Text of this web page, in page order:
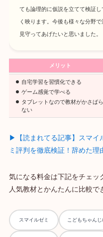
ても論理的に仮説を立てて検証し
く映ります。今後も様々な分野
見守ってあげたいと思いました。
メリット
自宅学習を習慣化できる
ゲーム感覚で学べる
タブレットなので教材がかさばら
ない
▶【読まれてる記事】スマイ
ミ評判を徹底検証！辞めた理
気になる料金は下記をチェッ
人気教材とかんたんに比較で
スマイルゼミ こどもちゃんじ